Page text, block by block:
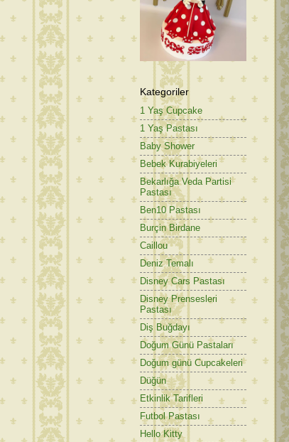
Kategoriler
1 Yaş Cupcake
1 Yaş Pastası
Baby Shower
Bebek Kurabiyeleri
Bekarlığa Veda Partisi
Pastası
Ben10 Pastası
Burçin Birdane
Caillou
Deniz Temalı
Disney Cars Pastası
Disney Prensesleri
Pastası
Diş Buğdayı
Doğum Günü Pastaları
Doğum günü Cupcakeleri
Düğün
Etkinlik Tarifleri
Futbol Pastası
Hello Kitty